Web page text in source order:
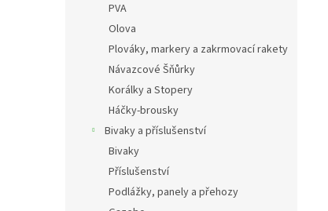
PVA
Olova
Plováky, markery a zakrmovací rakety
Návazcové Šňůrky
Korálky a Stopery
Háčky-brousky
Bivaky a příslušenství
Bivaky
Příslušenství
Podlážky, panely a přehozy